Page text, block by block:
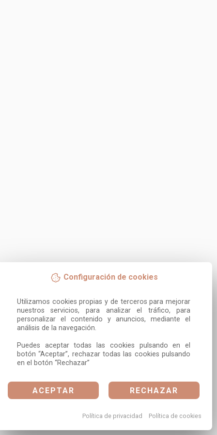
Configuración de cookies
Utilizamos cookies propias y de terceros para mejorar
nuestros servicios, para analizar el tráfico, para
personalizar el contenido y anuncios, mediante el
análisis de la navegación.
Puedes aceptar todas las cookies pulsando en el
botón “Aceptar”, rechazar todas las cookies pulsando
en el botón “Rechazar”
ACEPTAR RECHAZAR
Política de privacidad Política de cookies